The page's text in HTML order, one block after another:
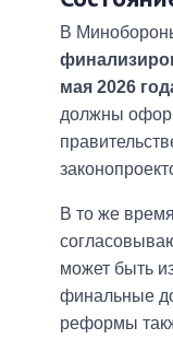
В
мая 2026
должны
В то же
может быть
финальные
реформы